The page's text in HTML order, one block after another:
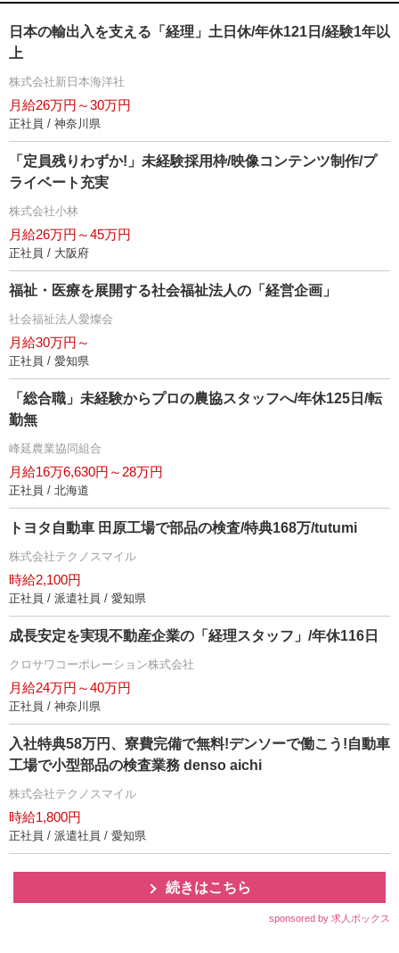
日本の輸出入を支える「経理」土日休/年休121日/経験1年以
上
株式会社新日本海洋社
月給26万円～30万円
正社員 / 神奈川県
「定員残りわずか!」未経験採用枠/映像コンテンツ制作/プ
ライベート充実
株式会社小林
月給26万円～45万円
正社員 / 大阪府
福祉・医療を展開する社会福祉法人の「経営企画」
社会福祉法人愛燦会
月給30万円～
正社員 / 愛知県
「総合職」未経験からプロの農協スタッフへ/年休125日/転
勤無
峰延農業協同組合
月給16万6,630円～28万円
正社員 / 北海道
トヨタ自動車 田原工場で部品の検査/特典168万/tutumi
株式会社テクノスマイル
時給2,100円
正社員 / 派遣社員 / 愛知県
成長安定を実現不動産企業の「経理スタッフ」/年休116日
クロサワコーポレーション株式会社
月給24万円～40万円
正社員 / 神奈川県
入社特典58万円、寮費完備で無料!デンソーで働こう!自動車
工場で小型部品の検査業務 denso aichi
株式会社テクノスマイル
時給1,800円
正社員 / 派遣社員 / 愛知県
続きはこちら
sponsored by 求人ボックス